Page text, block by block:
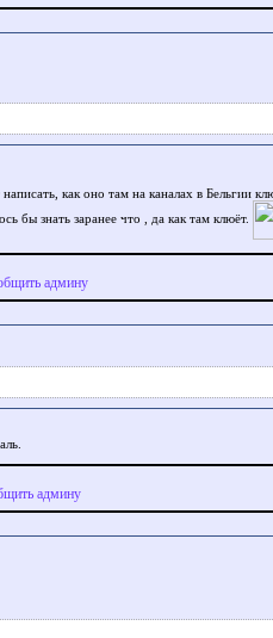
как оно там на каналах в Бельгии
бы знать заранее что , да как там клюёт.
админу
админу